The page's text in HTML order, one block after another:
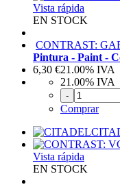
Vista rápida
EN STOCK
CONTRAST:
Pintura - Paint -
6,30 €21.00% IVA
21.00% IVA
-
Comprar
Vista rápida
EN STOCK